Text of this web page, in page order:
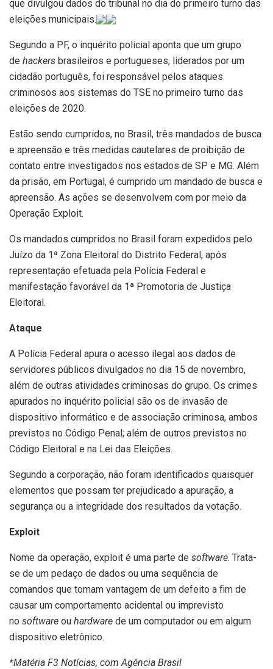
que divulgou dados do tribunal no dia do primeiro turno das
eleições municipais.
Segundo a PF, o inquérito policial aponta que um grupo
de hackers brasileiros e portugueses, liderados por um
cidadão português, foi responsável pelos ataques
criminosos aos sistemas do TSE no primeiro turno das
eleições de 2020.
Estão sendo cumpridos, no Brasil, três mandados de busca
e apreensão e três medidas cautelares de proibição de
contato entre investigados nos estados de SP e MG. Além
da prisão, em Portugal, é cumprido um mandado de busca e
apreensão. As ações se desenvolvem com por meio da
Operação Exploit.
Os mandados cumpridos no Brasil foram expedidos pelo
Juízo da 1ª Zona Eleitoral do Distrito Federal, após
representação efetuada pela Polícia Federal e
manifestação favorável da 1ª Promotoria de Justiça
Eleitoral.
Ataque
A Polícia Federal apura o acesso ilegal aos dados de
servidores públicos divulgados no dia 15 de novembro,
além de outras atividades criminosas do grupo. Os crimes
apurados no inquérito policial são os de invasão de
dispositivo informático e de associação criminosa, ambos
previstos no Código Penal; além de outros previstos no
Código Eleitoral e na Lei das Eleições.
Segundo a corporação, não foram identificados quaisquer
elementos que possam ter prejudicado a apuração, a
segurança ou a integridade dos resultados da votação.
Exploit
Nome da operação, exploit é uma parte de software. Trata-
se de um pedaço de dados ou uma sequência de
comandos que tomam vantagem de um defeito a fim de
causar um comportamento acidental ou imprevisto
no software ou hardware de um computador ou em algum
dispositivo eletrônico.
*Matéria F3 Notícias, com Agência Brasil